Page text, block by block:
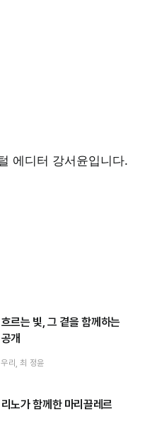
에디터 강서윤입니다.
르는 빛, 그 곁을 함께하는
개
리, 최 정윤
노가 함께한 마리끌레르